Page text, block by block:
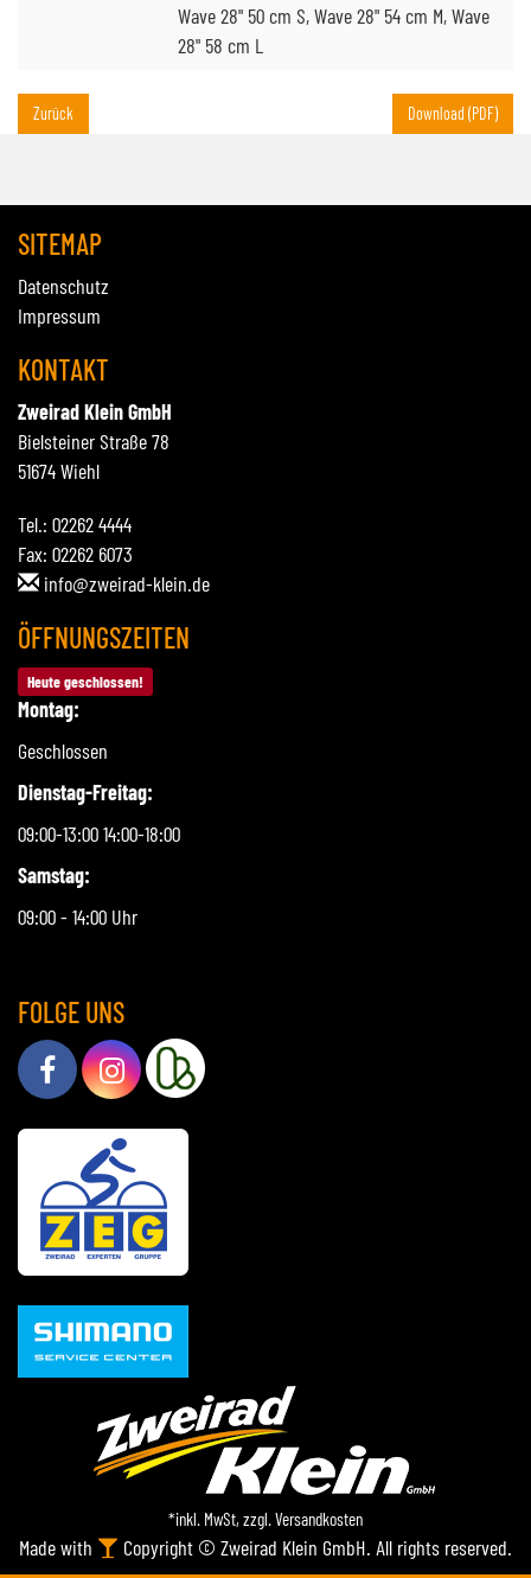
Wave 28" 50 cm S, Wave 28" 54 cm M, Wave
28" 58 cm L
Zurück Download (PDF)
SITEMAP
Datenschutz
Impressum
KONTAKT
Zweirad Klein GmbH
Bielsteiner Straße 78
51674 Wiehl
Tel.: 02262 4444
Fax: 02262 6073
info@zweirad-klein.de
ÖFFNUNGSZEITEN
Heute geschlossen!
Montag:
Geschlossen
Dienstag-Freitag:
09:00-13:00 14:00-18:00
Samstag:
09:00 - 14:00 Uhr
FOLGE UNS
*inkl. MwSt, zzgl.Versandkosten
Made with Copyright © Zweirad Klein GmbH. All rights reserved.